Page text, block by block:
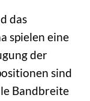
das
spielen eine
der
sind
Bandbreite